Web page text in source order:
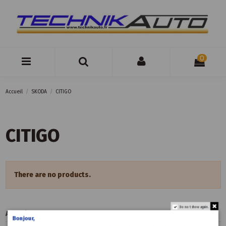
0
Accueil SKODA CITIGO
CITIGO
There are no products.
Accueil
Do not show again.
Bonjour,